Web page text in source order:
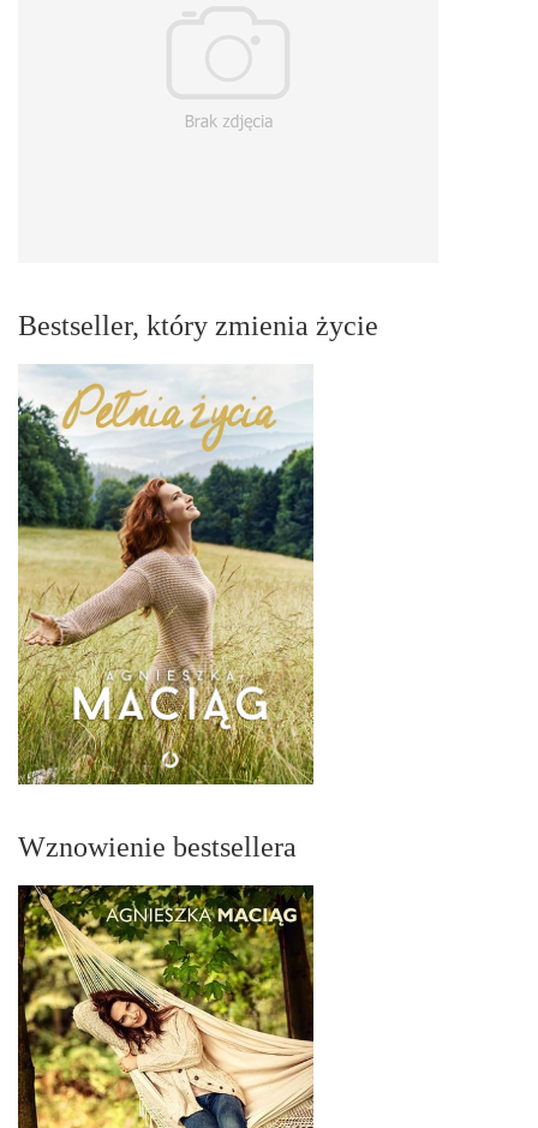
Bestseller, który zmienia życie
Wznowienie bestsellera